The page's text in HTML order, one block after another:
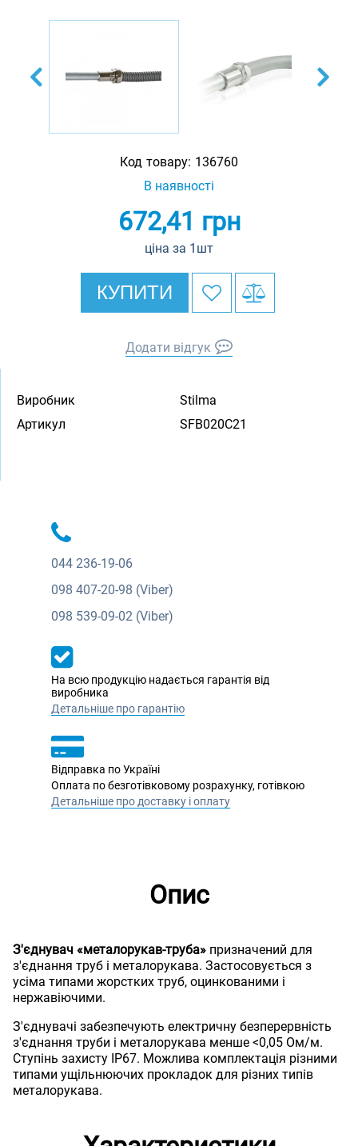
Код товару: 136760
В наявності
672,41 грн
ціна за 1шт
КУПИТИ
Додати відгук
Виробник
Stilma
Артикул
SFB020C21
044 236-19-06
098 407-20-98 (Viber)
098 539-09-02 (Viber)
На всю продукцію надається гарантія від
виробника
Детальніше про гарантію
Відправка по Україні
Оплата по безготівковому розрахунку, готівкою
Детальніше про доставку і оплату
Опис
З'єднувач «металорукав-труба» призначений для
з'єднання труб і металорукава. Застосовується з
усіма типами жорстких труб, оцинкованими і
нержавіючими.
З'єднувачі забезпечують електричну безперервність
з'єднання труби і металорукава менше <0,05 Ом/м.
Ступінь захисту IP67. Можлива комплектація різними
типами ущільнюючих прокладок для різних типів
металорукава.